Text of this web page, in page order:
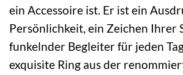
ein Accessoire ist. Er ist ein
Persönlichkeit, ein Zeichen Ihrer
funkelnder Begleiter für jeden
exquisite Ring aus der